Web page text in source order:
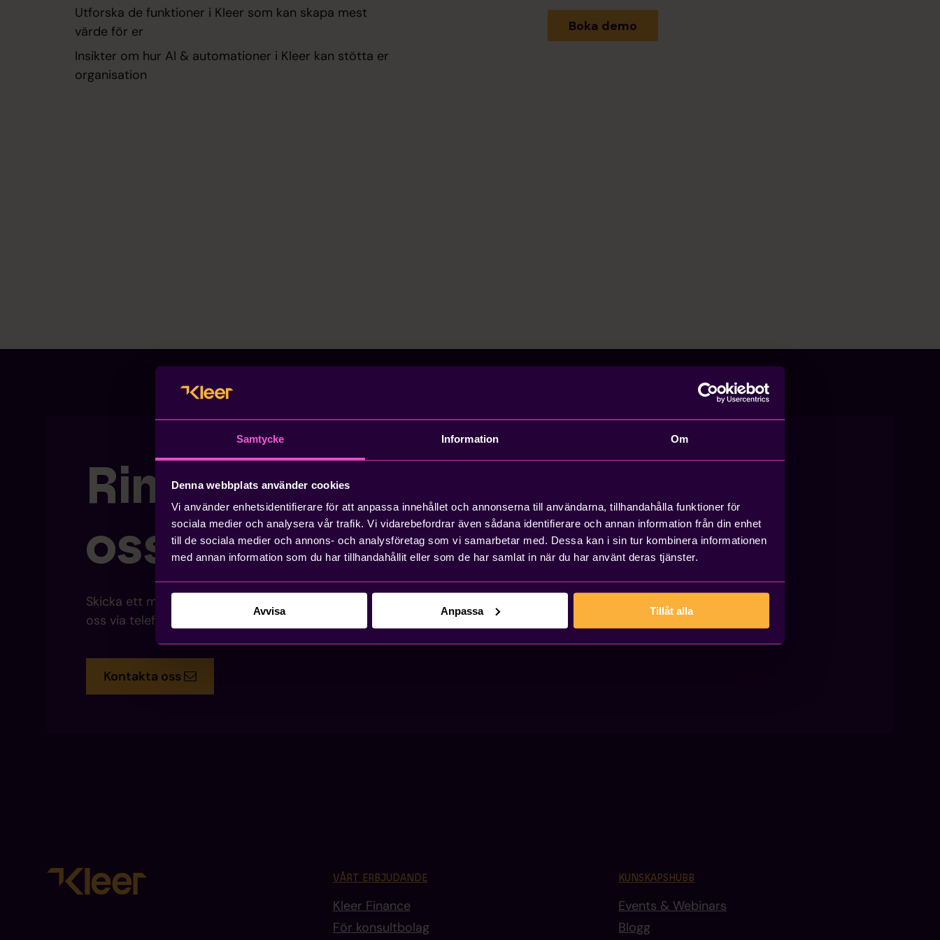
Samtycke Information Om
Denna webbplats använder cookies
Vi använder enhetsidentifierare för att anpassa innehållet och annonserna till användarna, tillhandahålla funktioner för
sociala medier och analysera vår trafik. Vi vidarebefordrar även sådana identifierare och annan information från din enhet
till de sociala medier och annons- och analysföretag som vi samarbetar med. Dessa kan i sin tur kombinera informationen
med annan information som du har tillhandahållit eller som de har samlat in när du har använt deras tjänster.
Avvisa Anpassa Tillåt alla
Utforska de funktioner i Kleer som kan skapa mest
värde för er
Insikter om hur AI & automationer i Kleer kan stötta er
organisation
Ring eller mejla
oss
Skicka ett mejl så återkopplar vi så snart som möjligt. Du kan också kontakta
oss via telefon, 08-400 260 40.
Kontakta oss
VÅRT ERBJUDANDE
Kleer Finance
För konsultbolag
KUNSKAPSHUBB
Events & Webinars
Blogg